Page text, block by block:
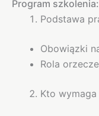
Program szkolenia:
Podstawa
Obowiązki
Rola
Kto